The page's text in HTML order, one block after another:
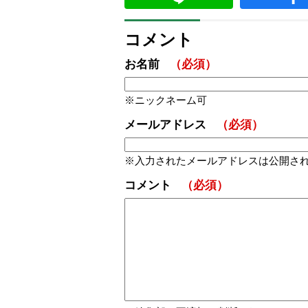
コメント
お名前 （必須）
ニックネーム可
メールアドレス （必須）
入力されたメールアドレスは公開さ
コメント （必須）